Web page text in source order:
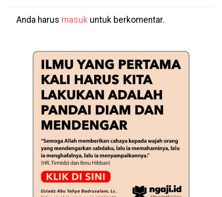
Anda harus masuk untuk berkomentar.